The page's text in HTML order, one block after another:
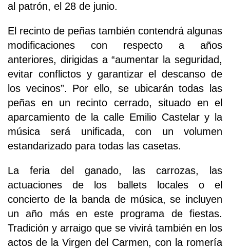
al patrón, el 28 de junio.
El recinto de peñas también contendrá algunas
modificaciones con respecto a años
anteriores, dirigidas a “aumentar la seguridad,
evitar conflictos y garantizar el descanso de
los vecinos”. Por ello, se ubicarán todas las
peñas en un recinto cerrado, situado en el
aparcamiento de la calle Emilio Castelar y la
música será unificada, con un volumen
estandarizado para todas las casetas.
La feria del ganado, las carrozas, las
actuaciones de los ballets locales o el
concierto de la banda de música, se incluyen
un año más en este programa de fiestas.
Tradición y arraigo que se vivirá también en los
actos de la Virgen del Carmen, con la romería